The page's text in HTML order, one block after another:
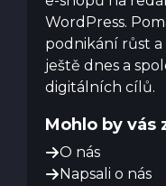
WordPress.
podnikání růst
ještě dnes a
digitálních cílů.
Mohlo by vás
O nás
Napsali o nás